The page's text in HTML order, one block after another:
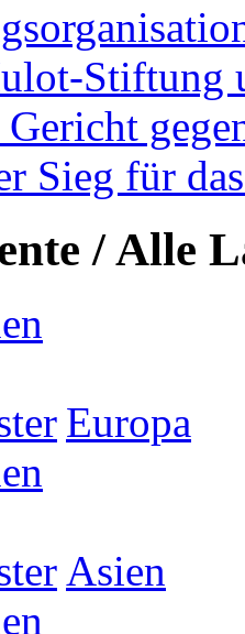
Stiftung
Sieg für
/ Alle
Europa
Asien